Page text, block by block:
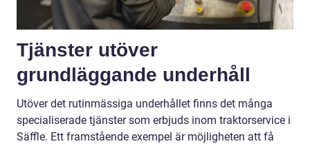
Tjänster utöver
grundläggande underhåll
Utöver det rutinmässiga underhållet finns det många
specialiserade tjänster som erbjuds inom traktorservice i
Säffle. Ett framstående exempel är möjligheten att få